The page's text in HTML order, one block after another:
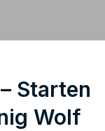
Starten
Wolf